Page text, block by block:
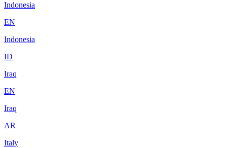
Indonesia
EN
Indonesia
ID
Iraq
EN
Iraq
AR
Italy